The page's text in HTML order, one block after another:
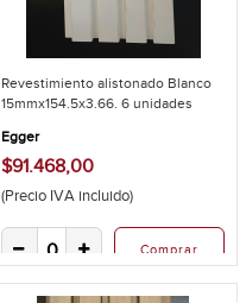
Revestimiento alistonado Blanco
15mmx154.5x3.66. 6 unidades
Egger
$91.468,00
(Precio IVA incluido)
Comprar